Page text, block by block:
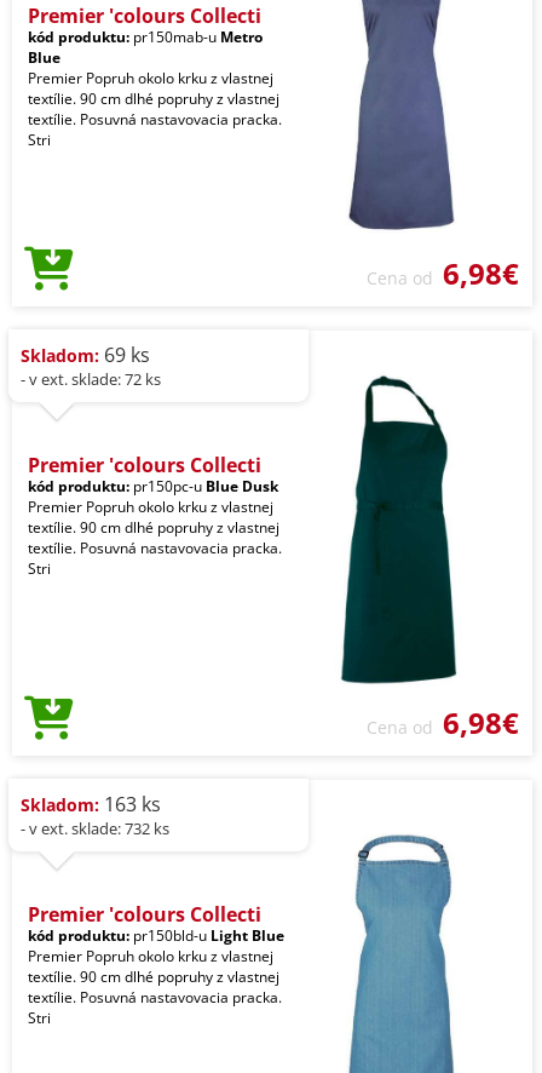
Premier 'colours Collecti
kód produktu: pr150mab-u Metro
Blue
Premier Popruh okolo krku z vlastnej
textílie. 90 cm dlhé popruhy z vlastnej
textílie. Posuvná nastavovacia pracka.
Stri
Cena od 6,98€
Skladom: 69 ks
- v ext. sklade: 72 ks
Premier 'colours Collecti
kód produktu: pr150pc-u Blue Dusk
Premier Popruh okolo krku z vlastnej
textílie. 90 cm dlhé popruhy z vlastnej
textílie. Posuvná nastavovacia pracka.
Stri
Cena od 6,98€
Skladom: 163 ks
- v ext. sklade: 732 ks
Premier 'colours Collecti
kód produktu: pr150bld-u Light Blue
Premier Popruh okolo krku z vlastnej
textílie. 90 cm dlhé popruhy z vlastnej
textílie. Posuvná nastavovacia pracka.
Stri